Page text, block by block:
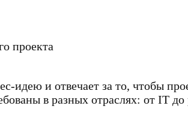
проекта
идею и отвечает за то, чтобы
в разных отраслях: от IT